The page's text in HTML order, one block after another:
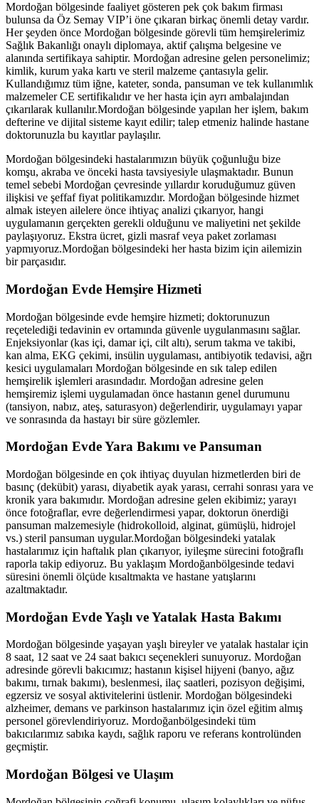
Mordoğan bölgesinde faaliyet gösteren pek çok bakım firması
bulunsa da Öz Semay VIP’i öne çıkaran birkaç önemli detay vardır.
Her şeyden önce Mordoğan bölgesinde görevli tüm hemşirelerimiz
Sağlık Bakanlığı onaylı diplomaya, aktif çalışma belgesine ve
alanında sertifikaya sahiptir. Mordoğan adresine gelen personelimiz;
kimlik, kurum yaka kartı ve steril malzeme çantasıyla gelir.
Kullandığımız tüm iğne, kateter, sonda, pansuman ve tek kullanımlık
malzemeler CE sertifikalıdır ve her hasta için ayrı ambalajından
çıkarılarak kullanılır.Mordoğan bölgesinde yapılan her işlem, bakım
defterine ve dijital sisteme kayıt edilir; talep etmeniz halinde hastane
doktorunuzla bu kayıtlar paylaşılır.
Mordoğan bölgesindeki hastalarımızın büyük çoğunluğu bize
komşu, akraba ve önceki hasta tavsiyesiyle ulaşmaktadır. Bunun
temel sebebi Mordoğan çevresinde yıllardır koruduğumuz güven
ilişkisi ve şeffaf fiyat politikamızdır. Mordoğan bölgesinde hizmet
almak isteyen ailelere önce ihtiyaç analizi çıkarıyor, hangi
uygulamanın gerçekten gerekli olduğunu ve maliyetini net şekilde
paylaşıyoruz. Ekstra ücret, gizli masraf veya paket zorlaması
yapmıyoruz.Mordoğan bölgesindeki her hasta bizim için ailemizin
bir parçasıdır.
Mordoğan Evde Hemşire Hizmeti
Mordoğan bölgesinde evde hemşire hizmeti; doktorunuzun
reçetelediği tedavinin ev ortamında güvenle uygulanmasını sağlar.
Enjeksiyonlar (kas içi, damar içi, cilt altı), serum takma ve takibi,
kan alma, EKG çekimi, insülin uygulaması, antibiyotik tedavisi, ağrı
kesici uygulamaları Mordoğan bölgesinde en sık talep edilen
hemşirelik işlemleri arasındadır. Mordoğan adresine gelen
hemşiremiz işlemi uygulamadan önce hastanın genel durumunu
(tansiyon, nabız, ateş, saturasyon) değerlendirir, uygulamayı yapar
ve sonrasında da hastayı bir süre gözlemler.
Mordoğan Evde Yara Bakımı ve Pansuman
Mordoğan bölgesinde en çok ihtiyaç duyulan hizmetlerden biri de
basınç (dekübit) yarası, diyabetik ayak yarası, cerrahi sonrası yara ve
kronik yara bakımıdır. Mordoğan adresine gelen ekibimiz; yarayı
önce fotoğraflar, evre değerlendirmesi yapar, doktorun önerdiği
pansuman malzemesiyle (hidrokolloid, alginat, gümüşlü, hidrojel
vs.) steril pansuman uygular.Mordoğan bölgesindeki yatalak
hastalarımız için haftalık plan çıkarıyor, iyileşme sürecini fotoğraflı
raporla takip ediyoruz. Bu yaklaşım Mordoğanbölgesinde tedavi
süresini önemli ölçüde kısaltmakta ve hastane yatışlarını
azaltmaktadır.
Mordoğan Evde Yaşlı ve Yatalak Hasta Bakımı
Mordoğan bölgesinde yaşayan yaşlı bireyler ve yatalak hastalar için
8 saat, 12 saat ve 24 saat bakıcı seçenekleri sunuyoruz. Mordoğan
adresinde görevli bakıcımız; hastanın kişisel hijyeni (banyo, ağız
bakımı, tırnak bakımı), beslenmesi, ilaç saatleri, pozisyon değişimi,
egzersiz ve sosyal aktivitelerini üstlenir. Mordoğan bölgesindeki
alzheimer, demans ve parkinson hastalarımız için özel eğitim almış
personel görevlendiriyoruz. Mordoğanbölgesindeki tüm
bakıcılarımız sabıka kaydı, sağlık raporu ve referans kontrolünden
geçmiştir.
Mordoğan Bölgesi ve Ulaşım